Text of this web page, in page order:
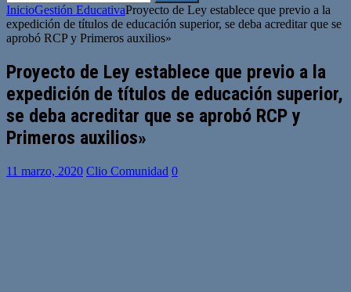
InicioGestión EducativaProyecto de Ley establece que previo a la
expedición de títulos de educación superior, se deba acreditar que se
aprobó RCP y Primeros auxilios»
Proyecto de Ley establece que previo a la
expedición de títulos de educación superior,
se deba acreditar que se aprobó RCP y
Primeros auxilios»
11 marzo, 2020 Clio Comunidad 0